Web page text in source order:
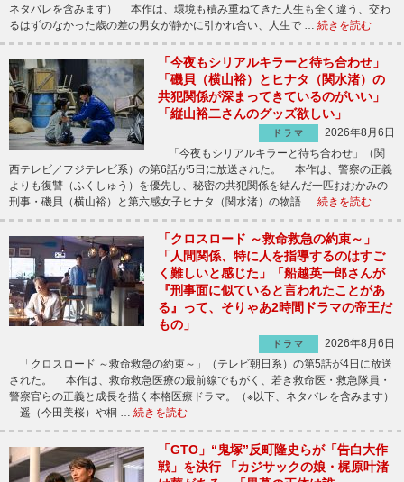
ネタバレを含みます） 本作は、環境も積み重ねてきた人生も全く違う、交わ
るはずのなかった歳の差の男女が静かに引かれ合い、人生で … 続きを読む
「今夜もシリアルキラーと待ち合わせ」
「磯貝（横山裕）とヒナタ（関水渚）の
共犯関係が深まってきているのがいい」
「縦山裕二さんのグッズ欲しい」
ドラマ
2026年8月6日
「今夜もシリアルキラーと待ち合わせ」（関
西テレビ／フジテレビ系）の第6話が5日に放送された。 本作は、警察の正義
よりも復讐（ふくしゅう）を優先し、秘密の共犯関係を結んだ一匹おおかみの
刑事・磯貝（横山裕）と第六感女子ヒナタ（関水渚）の物語 … 続きを読む
「クロスロード ～救命救急の約束～」
「人間関係、特に人を指導するのはすご
く難しいと感じた」「船越英一郎さんが
『刑事面に似ていると言われたことがあ
る』って、そりゃあ2時間ドラマの帝王だ
もの」
ドラマ
2026年8月6日
「クロスロード ～救命救急の約束～」（テレビ朝日系）の第5話が4日に放送
された。 本作は、救命救急医療の最前線でもがく、若き救命医・救急隊員・
警察官らの正義と成長を描く本格医療ドラマ。（※以下、ネタバレを含みます）
遥（今田美桜）や桐 … 続きを読む
「GTO」“鬼塚”反町隆史らが「告白大作
戦」を決行 「カジサックの娘・梶原叶渚